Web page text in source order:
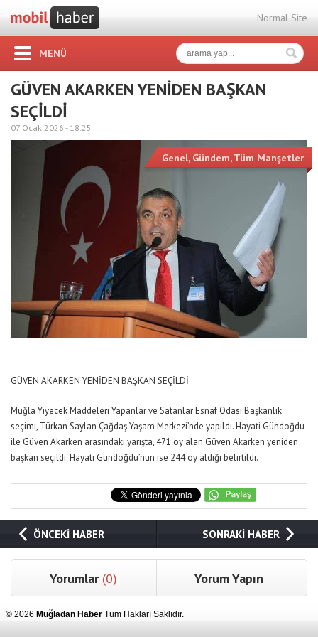
Normal Site
MENÜ
GÜVEN AKARKEN YENİDEN BAŞKAN
SEÇİLDİ
07 Ocak 2026 - 18:25
Genel, Gündem,Tüm Manşetler
GÜVEN AKARKEN YENİDEN BAŞKAN SEÇİLDİ
Muğla Yiyecek Maddeleri Yapanlar ve Satanlar Esnaf Odası Başkanlık
seçimi, Türkan Saylan Çağdaş Yaşam Merkezi’nde yapıldı. Hayati Gündoğdu
ile Güven Akarken arasındaki yarışta, 471 oy alan Güven Akarken yeniden
başkan seçildi. Hayati Gündoğdu’nun ise 244 oy aldığı belirtildi.
ÖNCEKİ HABER SONRAKİ HABER
Yorumlar (0) Yorum Yapın
© 2026 Muğladan Haber Tüm Hakları Saklıdır.